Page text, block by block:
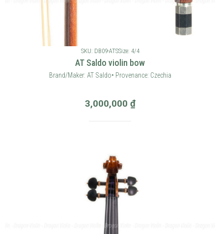
SKU: DB09-ATSSize: 4/4
AT Saldo violin bow
Brand/Maker: AT Saldo• Provenance: Czechia
3,000,000 ₫